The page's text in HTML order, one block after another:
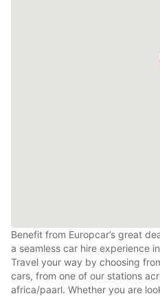
Benefit from Europcar’s great
a seamless car hire experience
Travel your way by choosing
cars, from one of our stations
africa/paarl. Whether you are